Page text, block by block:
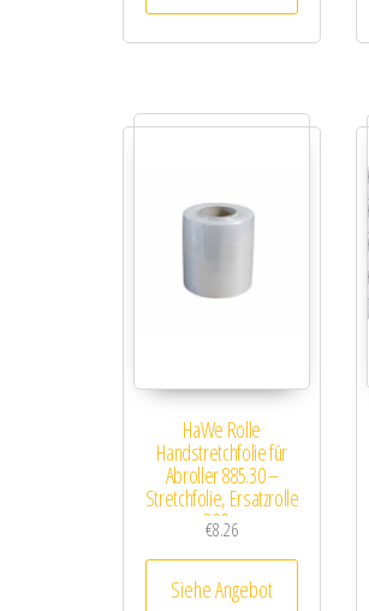
HaWe Rolle
Handstretchfolie für
Abroller 885.30 –
Stretchfolie, Ersatzrolle
300m
€8.26
Siehe Angebot